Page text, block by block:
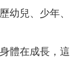
幼兒、少年、
體在成長，這